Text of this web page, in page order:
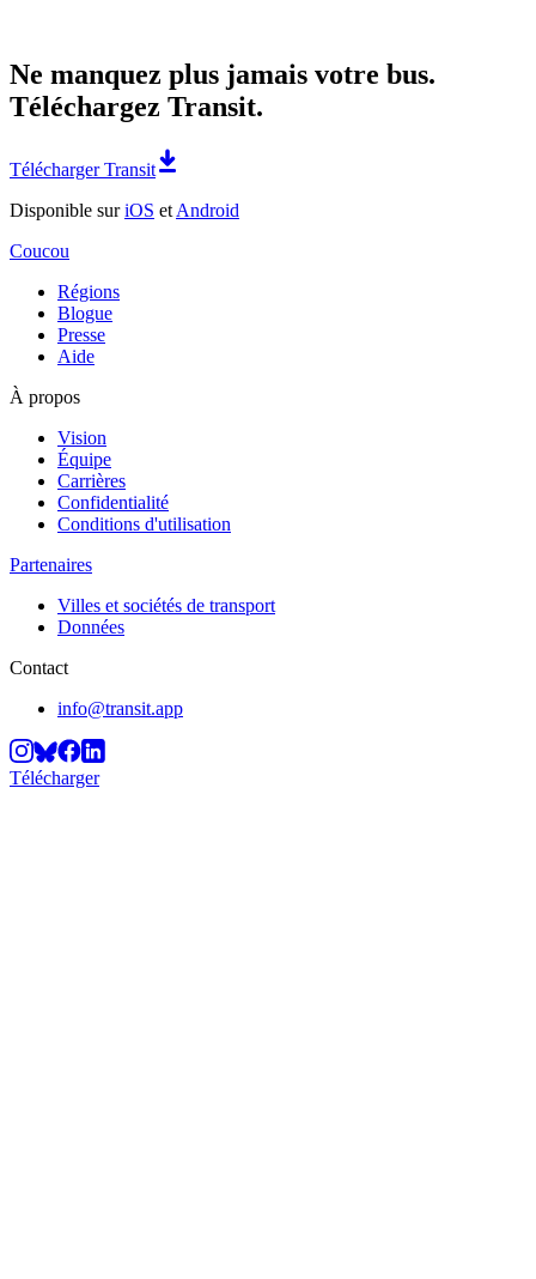
Ne manquez plus jamais votre bus.
Téléchargez Transit.
Télécharger Transit
Disponible suriOS et Android
Coucou
Régions
Blogue
Presse
Aide
À propos
Vision
Équipe
Carrières
Confidentialité
Conditions d'utilisation
Partenaires
Villes et sociétés de transport
Données
Contact
info@transit.app
Télécharger